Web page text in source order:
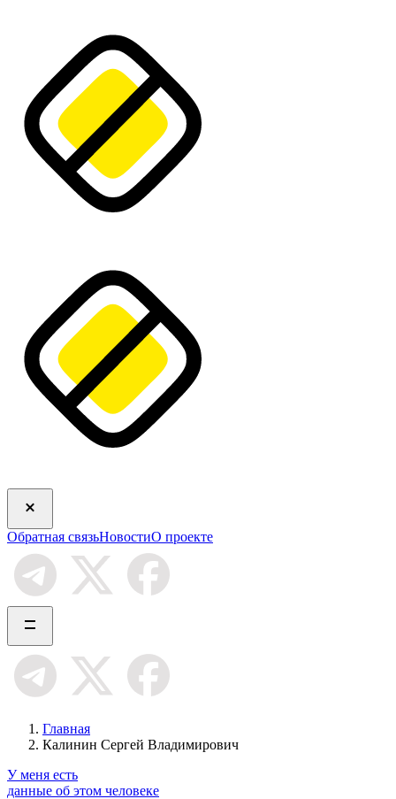
Обратная связьНовостиО проекте
Главная
Калинин Сергей Владимирович
У меня есть
данные об этом человеке